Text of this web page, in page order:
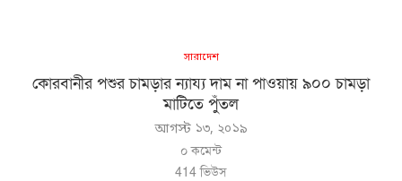
সারাদেশ
কোরবানীর পশুর চামড়ার ন্যায্য দাম না পাওয়ায় ৯০০ চামড়া
মাটিতে পুঁতল
আগস্ট ১৩, ২০১৯
০ কমেন্ট
414ভিউস